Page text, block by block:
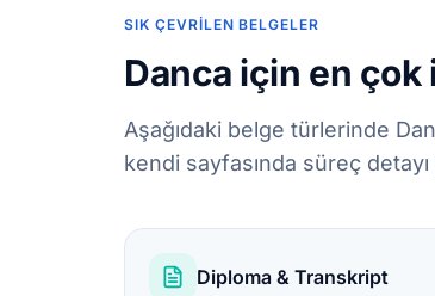
SIK ÇEVRILEN BELGELER
Danca için en
Aşağıdaki belge türlerinde
kendi sayfasında süreç detayı
Diploma & Transkript